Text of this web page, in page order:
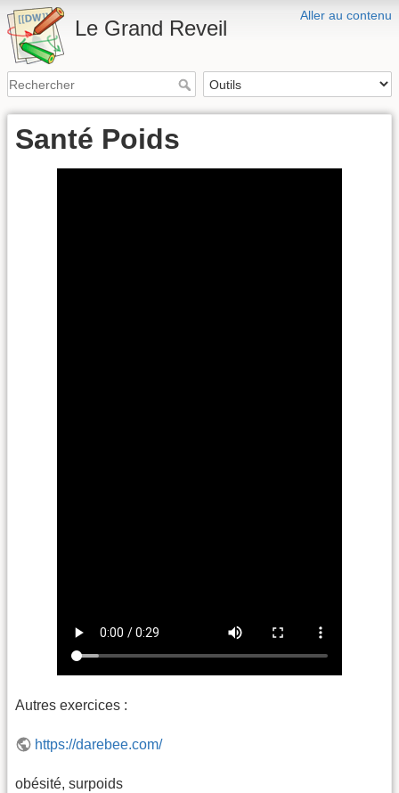
Aller au contenu
Le Grand Reveil
Santé Poids
Autres exercices :
https://darebee.com/
obésité, surpoids